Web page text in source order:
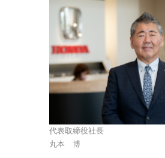
代表取締役社長
丸本 博